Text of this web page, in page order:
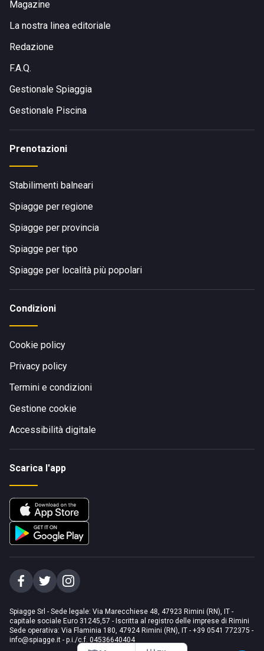
Magazine
La nostra linea editoriale
Redazione
F.A.Q.
Gestionale Spiaggia
Gestionale Piscina
Prenotazioni
Stabilimenti balneari
Spiagge per regione
Spiagge per provincia
Spiagge per tipo
Spiagge per località più popolari
Condizioni
Cookie policy
Privacy policy
Termini e condizioni
Gestione cookie
Accessibilità digitale
Scarica l'app
Spiagge Srl - Sede legale: Via Marecchiese 48, 47923 Rimini (RN), IT -
capitale sociale Euro 31245,57 - Iscritta al registro delle imprese di Rimini
Sede operativa: Via Flaminia 180, 47924 Rimini (RN), IT - +39 0541 772375 -
info@spiagge.it - p.i./c.f. 04536640404